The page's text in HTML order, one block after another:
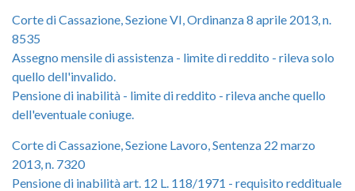
Corte di Cassazione, Sezione VI, Ordinanza 8 aprile 2013, n.
8535
Assegno mensile di assistenza - limite di reddito - rileva solo
quello dell'invalido.
Pensione di inabilità - limite di reddito - rileva anche quello
dell'eventuale coniuge.
Corte di Cassazione, Sezione Lavoro, Sentenza 22 marzo
2013, n. 7320
Pensione di inabilità art. 12 L. 118/1971 - requisito reddituale